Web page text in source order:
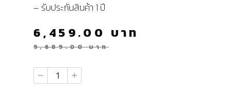
– รับประกันสินค้า 1 ปี
9,689.00บาท
6,459.00 บาท